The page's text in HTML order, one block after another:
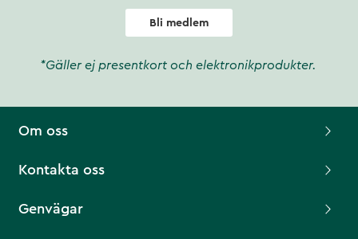
Bli medlem
*Gäller ej presentkort och elektronikprodukter.
Om oss
Kontakta oss
Genvägar